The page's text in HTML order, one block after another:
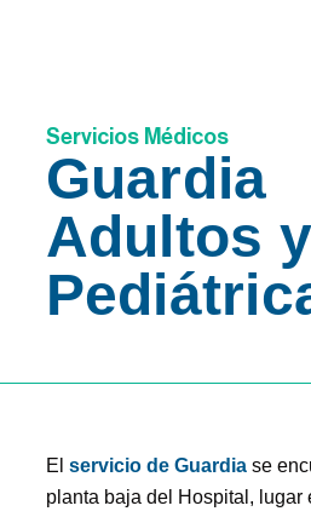
Servicios Médicos
Guardia
Adultos y
El servicio de Guardiase
planta baja del Hospital, lugar